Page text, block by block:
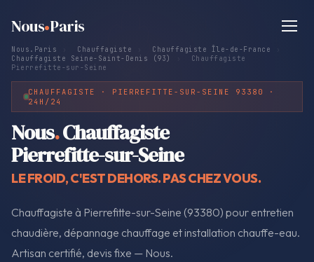
Nous Paris
Nous.Paris Chauffagiste Chauffagiste Île-de-France
Chauffagiste Seine-Saint-Denis (93)
Chauffagiste
Pierrefitte-sur-Seine
CHAUFFAGISTE · PIERREFITTE-SUR-SEINE 93380 ·
24H/24
Nous.Chauffagiste
Pierrefitte-sur-Seine
LE FROID, C'EST DEHORS. PAS CHEZ VOUS.
Chauffagiste à Pierrefitte-sur-Seine (93380) pour entretien
chaudière, dépannage chauffage et installation chauffe-eau.
Artisan certifié, devis fixe — Nous.